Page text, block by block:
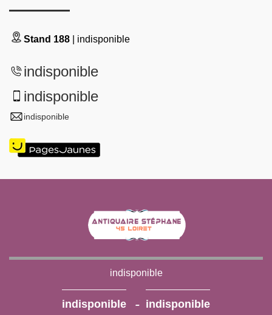
Stand 188 | indisponible
indisponible
indisponible
indisponible
indisponible
indisponible - indisponible